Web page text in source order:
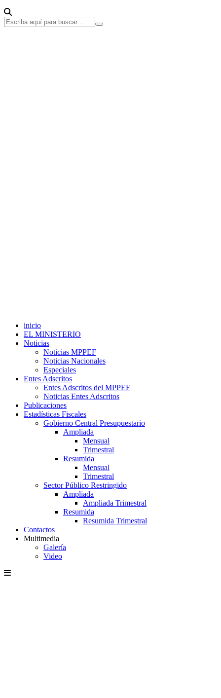
inicio
EL MINISTERIO
Noticias
Noticias MPPEF
Noticias Nacionales
Especiales
Entes Adscritos
Entes Adscritos del MPPEF
Noticias Entes Adscritos
Publicaciones
Estadísticas Fiscales
Gobierno Central Presupuestario
Ampliada
Mensual
Trimestral
Resumida
Mensual
Trimestral
Sector Público Restringido
Ampliada
Ampliada Trimestral
Resumida
Resumida Trimestral
Contactos
Multimedia
Galería
Video